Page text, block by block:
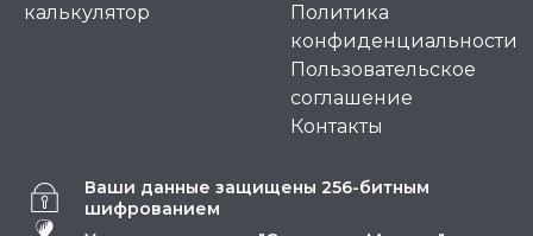
калькулятор
Политика
конфиденциальности
Пользовательское
соглашение
Контакты
Ваши данные защищены 256-битным
шифрованием